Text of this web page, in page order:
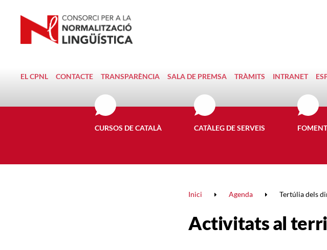
EL CPNL CONTACTE TRANSPARÈNCIA SALA DE PREMSA TRÀMITS INTRANET
CURSOS DE CATALÀ CATÀLEG DE SERVEIS
Inici Agenda Tertúlia dels
Activitats al